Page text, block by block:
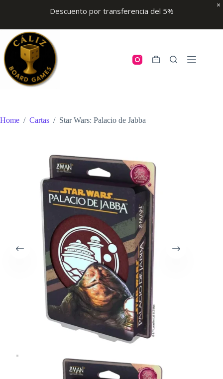
Descuento por transferencia del 5%
content
Shopping
Home / Cartas / Star Wars: Palacio de Jabba